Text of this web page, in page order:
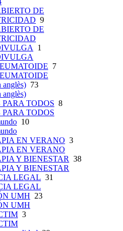
DE
9
DE
1
7
anglès) 73
anglès)
TODOS 8
TODOS
10
EN VERANO 3
EN VERANO
Y BIENESTAR 38
Y BIENESTAR
LEGAL 31
LEGAL
UMH 23
UMH
3